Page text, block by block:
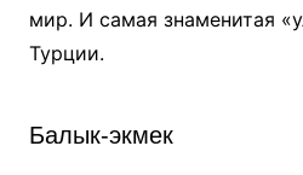
мир. И самая знаменитая
Турции.
Балык-экмек